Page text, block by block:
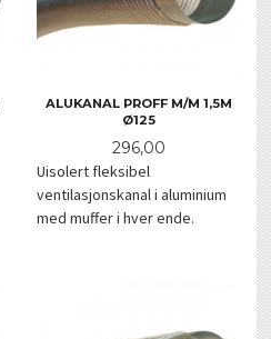
ALUKANAL PROFF M/M 1,5M
Ø125
Pris
296,00
Uisolert fleksibel
ventilasjonskanal i aluminium
med muffer i hver ende.